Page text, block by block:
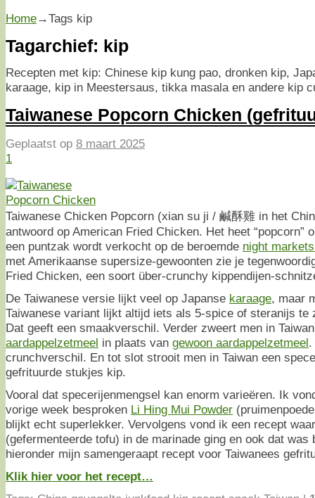
Home→Tags kip
Tagarchief: kip
Recepten met kip: Chinese kip kung pao, dronken kip,
karaage, kip in Meestersaus, tikka masala en andere kip
Taiwanese Popcorn Chicken
Geplaatst op 8 maart 2025
1
Taiwanese Chicken Popcorn (xian su ji / 鹹酥雞 in het
antwoord op American Fried Chicken. Het heet “popcorn”
een puntzak wordt verkocht op de beroemde night
met Amerikaanse supersize-gewoonten zie je
Fried Chicken, een soort über-crunchy kippendijen-
De Taiwanese versie lijkt veel op Japanse karaage, maar
Taiwanese variant lijkt altijd iets als 5-spice of steranijs te
Dat geeft een smaakverschil. Verder zweert men in
aardappelzetmeel in plaats van gewoon aardappelzetmeel.
crunchverschil. En tot slot strooit men in Taiwan een
gefrituurde stukjes kip.
Vooral dat specerijenmengsel kan enorm varieëren. Ik
vorige week besproken Li Hing Mui Powder
blijkt echt superlekker. Vervolgens vond ik een recept
(gefermenteerde tofu) in de marinade ging en ook dat was
hieronder mijn samengeraapt recept voor Taiwanees
Klik hier voor het recept…